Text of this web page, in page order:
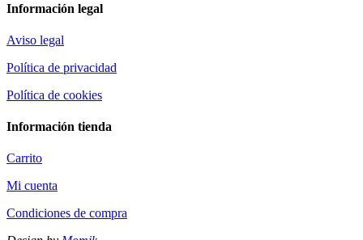
Información legal
Aviso legal
Política de privacidad
Política de cookies
Información tienda
Carrito
Mi cuenta
Condiciones de compra